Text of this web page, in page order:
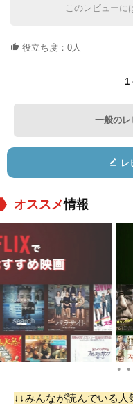
役：TVアナウンサー
役：
役
このレビューに
役立ち度：0人
1
一般のレ
レ
オススメ情報
● ●
↓↓みんなが読んでいる人